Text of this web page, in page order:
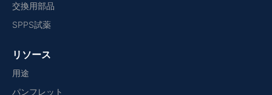
交換用部品
SPPS試薬
リソース
用途
パンフレット